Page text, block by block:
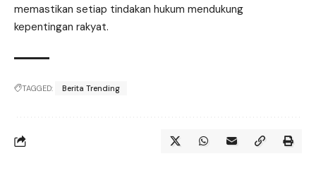
memastikan setiap tindakan hukum mendukung
kepentingan rakyat.
TAGGED: Berita Trending